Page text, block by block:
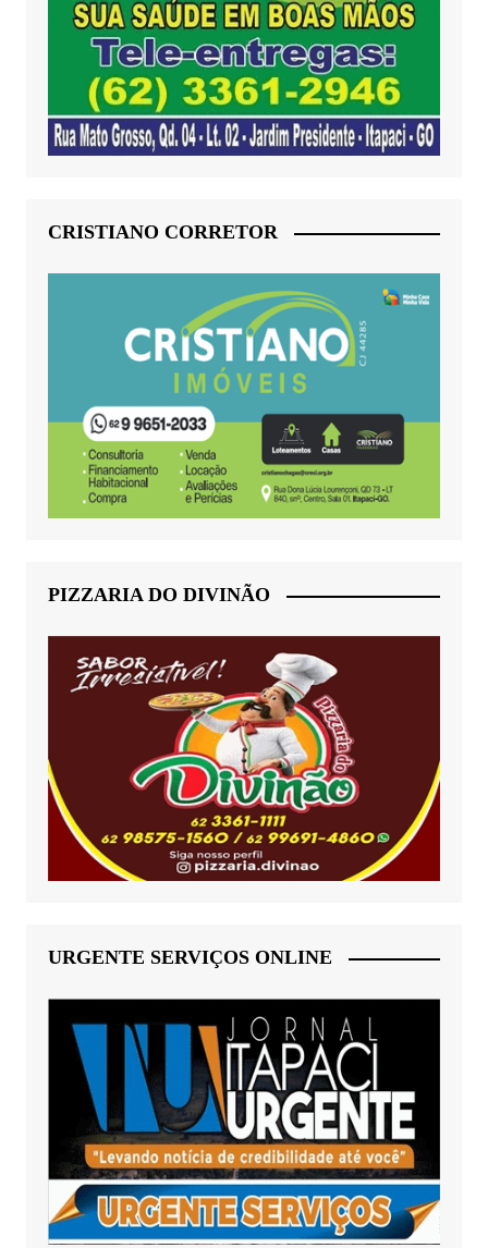
CRISTIANO CORRETOR
PIZZARIA DO DIVINÃO
URGENTE SERVIÇOS ONLINE